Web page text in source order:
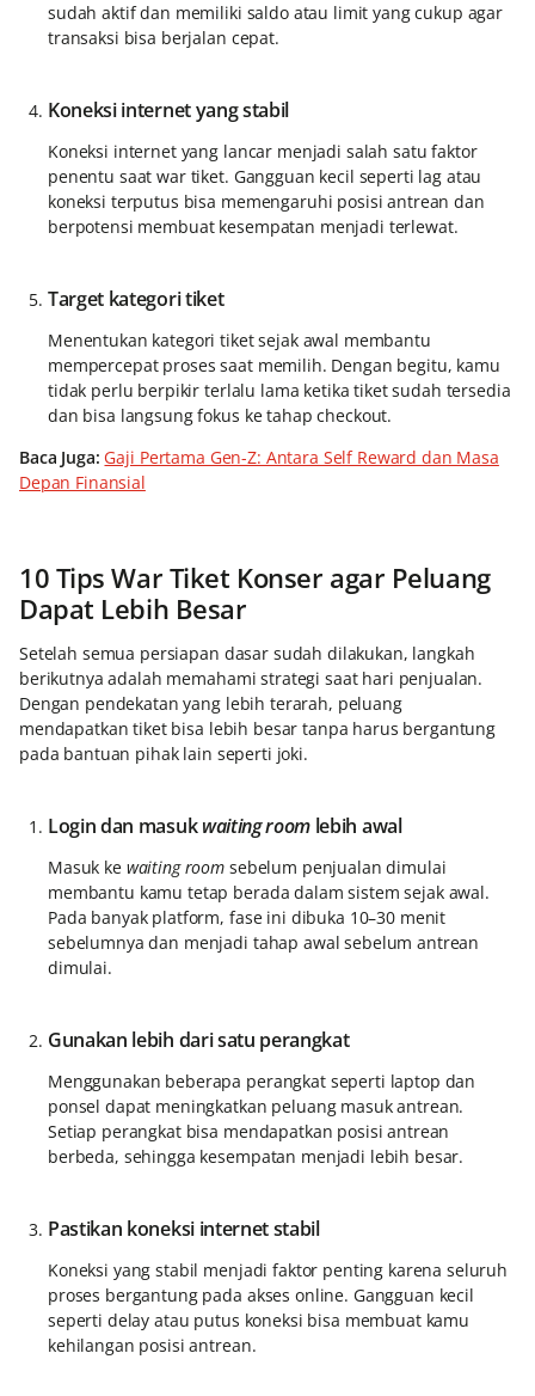
sudah aktif dan memiliki saldo atau limit yang cukup agar
transaksi bisa berjalan cepat.
Koneksi internet yang stabil
Koneksi internet yang lancar menjadi salah satu faktor
penentu saat war tiket. Gangguan kecil seperti lag atau
koneksi terputus bisa memengaruhi posisi antrean dan
berpotensi membuat kesempatan menjadi terlewat.
Target kategori tiket
Menentukan kategori tiket sejak awal membantu
mempercepat proses saat memilih. Dengan begitu, kamu
tidak perlu berpikir terlalu lama ketika tiket sudah tersedia
dan bisa langsung fokus ke tahap checkout.
Baca Juga: Gaji Pertama Gen-Z: Antara Self Reward dan Masa
Depan Finansial
10 Tips War Tiket Konser agar Peluang
Dapat Lebih Besar
Setelah semua persiapan dasar sudah dilakukan, langkah
berikutnya adalah memahami strategi saat hari penjualan.
Dengan pendekatan yang lebih terarah, peluang
mendapatkan tiket bisa lebih besar tanpa harus bergantung
pada bantuan pihak lain seperti joki.
Login dan masukwaiting room lebih awal
Masuk ke waiting room sebelum penjualan dimulai
membantu kamu tetap berada dalam sistem sejak awal.
Pada banyak platform, fase ini dibuka 10–30 menit
sebelumnya dan menjadi tahap awal sebelum antrean
dimulai.
Gunakan lebih dari satu perangkat
Menggunakan beberapa perangkat seperti laptop dan
ponsel dapat meningkatkan peluang masuk antrean.
Setiap perangkat bisa mendapatkan posisi antrean
berbeda, sehingga kesempatan menjadi lebih besar.
Pastikan koneksi internet stabil
Koneksi yang stabil menjadi faktor penting karena seluruh
proses bergantung pada akses online. Gangguan kecil
seperti delay atau putus koneksi bisa membuat kamu
kehilangan posisi antrean.